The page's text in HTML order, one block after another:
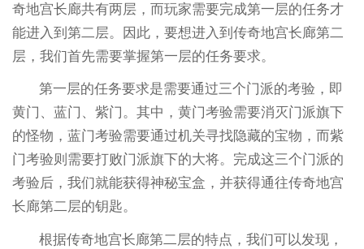
奇地宫长廊共有两层，而玩家需要完成第一层的任务才
能进入到第二层。因此，要想进入到传奇地宫长廊第二
层，我们首先需要掌握第一层的任务要求。
第一层的任务要求是需要通过三个门派的考验，即
黄门、蓝门、紫门。其中，黄门考验需要消灭门派旗下
的怪物，蓝门考验需要通过机关寻找隐藏的宝物，而紫
门考验则需要打败门派旗下的大将。完成这三个门派的
考验后，我们就能获得神秘宝盒，并获得通往传奇地宫
长廊第二层的钥匙。
根据传奇地宫长廊第二层的特点，我们可以发现，